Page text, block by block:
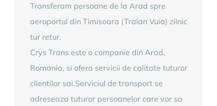
Transferam persoane de la Arad spre
aeroportul din Timisoara (Traian Vuia) zilnic
tur retur.
Crys Trans este o companie din Arad,
Romania, si ofera servicii de calitate tuturor
clientilor sai.Serviciul de transport se
adreseaza tuturor persoanelor care vor sa